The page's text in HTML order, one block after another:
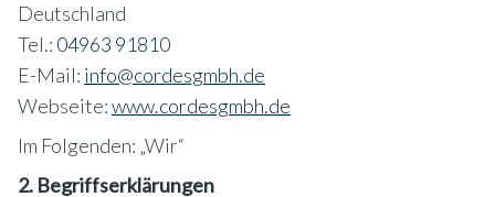
Deutschland
Tel.: 04963 91810
E-Mail: info@cordesgmbh.de
Webseite:www.cordesgmbh.de
Im Folgenden: „Wir“
2. Begriffserklärungen